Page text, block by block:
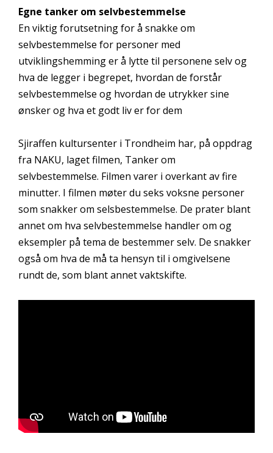
Egne tanker om selvbestemmelse
En viktig forutsetning for å snakke om
selvbestemmelse for personer med
utviklingshemming er å lytte til personene selv og
hva de legger i begrepet, hvordan de forstår
selvbestemmelse og hvordan de utrykker sine
ønsker og hva et godt liv er for dem
Sjiraffen kultursenter i Trondheim har, på oppdrag
fra NAKU, laget filmen, Tanker om
selvbestemmelse. Filmen varer i overkant av fire
minutter. I filmen møter du seks voksne personer
som snakker om selsbestemmelse. De prater blant
annet om hva selvbestemmelse handler om og
eksempler på tema de bestemmer selv. De snakker
også om hva de må ta hensyn til i omgivelsene
rundt de, som blant annet vaktskifte.